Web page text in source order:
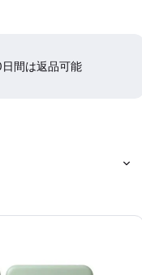
間は返品可能